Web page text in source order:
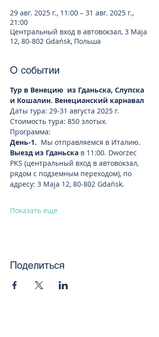
29 авг. 2025 г., 11:00 – 31 авг. 2025 г.,
21:00
Центральный вход в автовокзал, 3 Maja
12, 80-802 Gdańsk, Польша
О событии
Тур в Венецию  из Гданьска, Слупска
и Кошалин. Венецианский карнавал
Даты тура: 29-31 августа 2025 г.
Стоимость тура: 850 злотых.
Программа:
День-1. Мы отправляемся в Италию.
Выезд из Гданьска в 11:00. Dworzec
PKS (центральный вход в автовокзал,
рядом с подземным переходом), по
адресу: 3 Maja 12, 80-802 Gdańsk.
Показать еще
Поделиться